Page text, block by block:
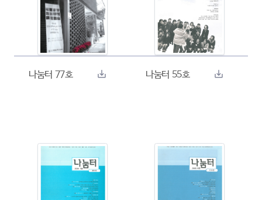
나눔터 77호 나눔터 55호